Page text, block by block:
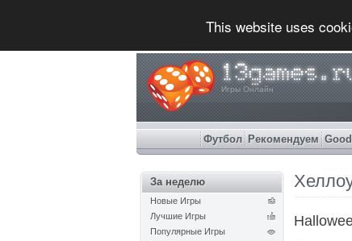
This website uses
Игры Онлайн
Футбол Рекомендуем
За неделю
Новые Игры
Лучшие Игры
Популярные Игры